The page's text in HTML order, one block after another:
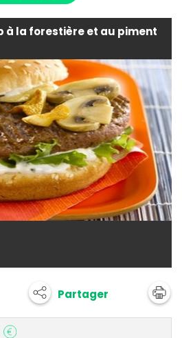
à la forestière et au piment
Partager